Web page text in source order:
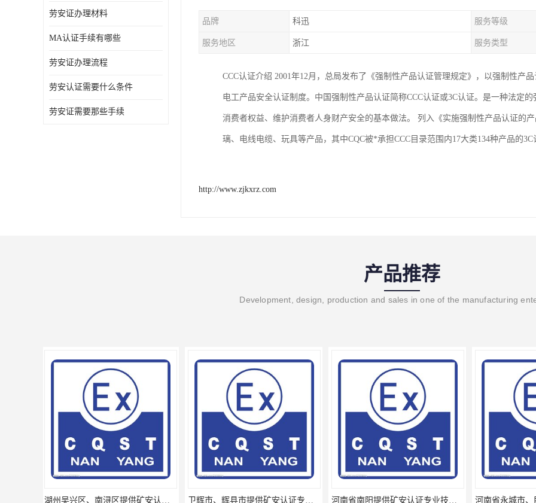
劳安证办理材料
MA认证手续有哪些
劳安证办理流程
劳安认证需要什么条件
劳安证需要那些手续
品牌 科迅 服务等级
服务地区 浙江 服务类型
CCC认证介绍 2001年12月，总局发布了《强制性产品认证管理规定》，以强制性产
电工产品安全认证制度。中国强制性产品认证简称CCC认证或3C认证。是一种法定
消费者权益、维护消费者人身财产安全的基本做法。 列入《实施强制性产品认证的
璃、电线电缆、玩具等产品，其中CQC被*承担CCC目录范围内17大类134种产品的3C
http://www.zjkxrz.com
产品推荐
Development, design, production and sales in one of the manufacturing
卫辉市、辉县市提供矿安认证专业技术服务值得信赖的咨询专家 河南省南阳提供矿安认证专业技术服务值得信赖的咨询专家 河南省永城市、民权县、睢县提供矿安认证专业技术服务值得信赖的咨询专家